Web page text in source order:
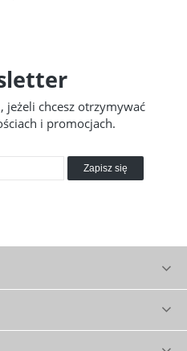
jeżeli chcesz otrzymywać
i promocjach.
Zapisz się